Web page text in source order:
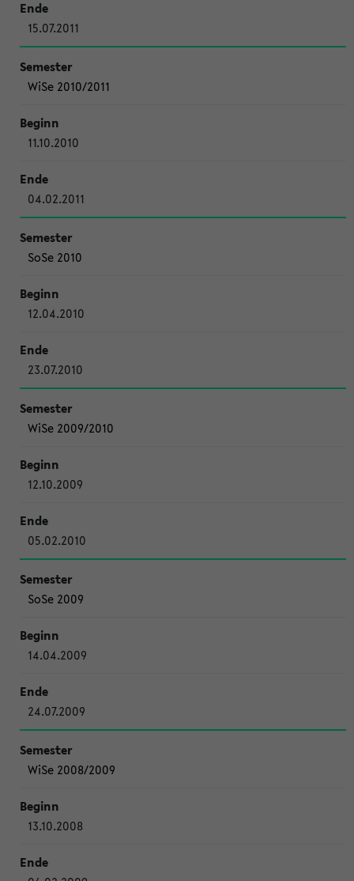
15.07.2011
WiSe 2010/2011
11.10.2010
04.02.2011
SoSe 2010
12.04.2010
23.07.2010
WiSe 2009/2010
12.10.2009
05.02.2010
SoSe 2009
14.04.2009
24.07.2009
WiSe 2008/2009
13.10.2008